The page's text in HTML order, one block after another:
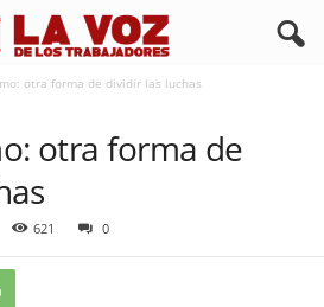
otra forma de dividir las luchas
otra forma de
621 0